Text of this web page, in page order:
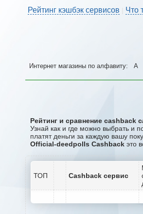
Рейтинг кэшбэк сервисов Что
Интернет магазины по алфавиту: A
Рейтинг и сравнение cashback
Узнай как и где можно выбрать и
платят деньги за каждую вашу
Official-deedpolls Cashback это
ТОП Cashback сервис